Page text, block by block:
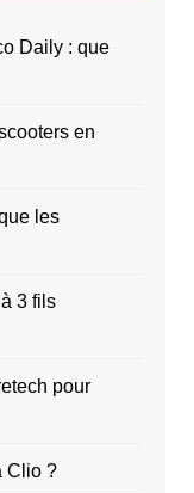
Daily : que
en
les
3 fils
pour
Clio ?